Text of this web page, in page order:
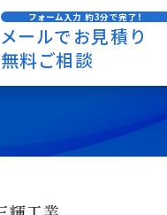
フォーム入力 約3分で完了！
メールでお見積り
無料ご相談